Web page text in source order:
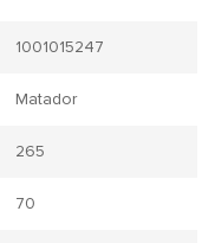
1001015247
Matador
265
70